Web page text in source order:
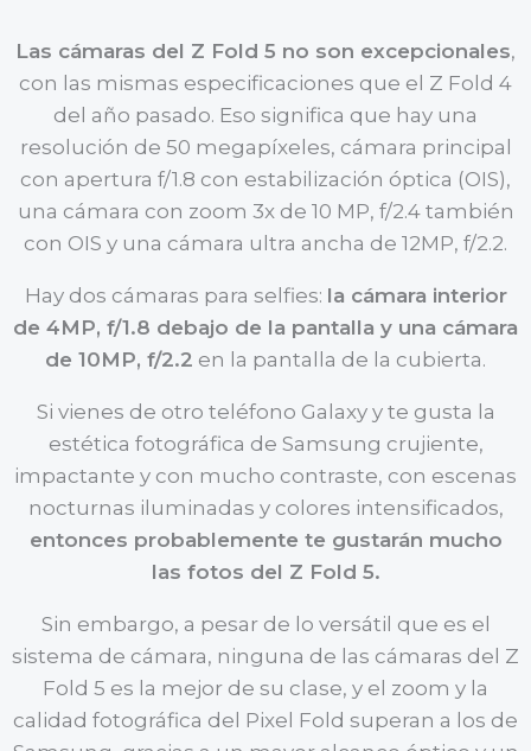
Las cámaras del Z Fold 5 no son excepcionales,
con las mismas especificaciones que el Z Fold 4
del año pasado. Eso significa que hay una
resolución de 50 megapíxeles, cámara principal
con apertura f/1.8 con estabilización óptica (OIS),
una cámara con zoom 3x de 10 MP, f/2.4 también
con OIS y una cámara ultra ancha de 12MP, f/2.2.
Hay dos cámaras para selfies: la cámara interior
de 4MP, f/1.8 debajo de la pantalla y una cámara
de 10MP, f/2.2 en la pantalla de la cubierta.
Si vienes de otro teléfono Galaxy y te gusta la
estética fotográfica de Samsung crujiente,
impactante y con mucho contraste, con escenas
nocturnas iluminadas y colores intensificados,
entonces probablemente te gustarán mucho
las fotos del Z Fold 5.
Sin embargo, a pesar de lo versátil que es el
sistema de cámara, ninguna de las cámaras del Z
Fold 5 es la mejor de su clase, y el zoom y la
calidad fotográfica del Pixel Fold superan a los de